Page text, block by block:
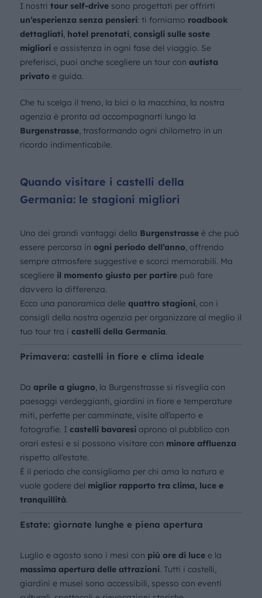
I nostri tour self-drivesono progettati per offrirti
un’esperienza senza pensieri: ti forniamo roadbook
dettagliati, hotel prenotati, consigli sulle soste
migliorie assistenza in ogni fase del viaggio. Se
preferisci, puoi anche scegliere un tour con autista
privatoe guida.
Che tu scelga il treno, la bici o la macchina, la nostra
agenzia è pronta ad accompagnarti lungo la
Burgenstrasse, trasformando ogni chilometro in un
ricordo indimenticabile.
Quando visitare i castelli della
Germania: le stagioni migliori
Uno dei grandi vantaggi della Burgenstrasseè che può
essere percorsa in ogni periodo dell’anno, offrendo
sempre atmosfere suggestive e scorci memorabili. Ma
scegliere il momento giusto per partirepuò fare
davvero la differenza.
Ecco una panoramica delle quattro stagioni, con i
consigli della nostra agenzia per organizzare al meglio il
tuo tour tra i castelli della Germania.
Primavera: castelli in fiore e clima ideale
Da aprile a giugno, la Burgenstrasse si risveglia con
paesaggi verdeggianti, giardini in fiore e temperature
miti, perfette per camminate, visite all’aperto e
fotografie. I castelli bavaresiaprono al pubblico con
orari estesi e si possono visitare con minore affluenza
rispetto all’estate.
È il periodo che consigliamo per chi ama la natura e
vuole godere del miglior rapporto tra clima, luce e
tranquillità.
Estate: giornate lunghe e piena apertura
Luglio e agosto sono i mesi con più ore di lucee la
massima apertura delle attrazioni. Tutti i castelli,
giardini e musei sono accessibili, spesso con eventi